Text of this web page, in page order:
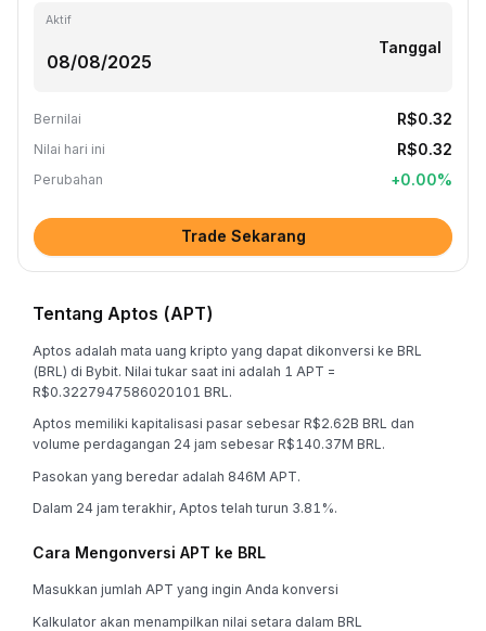
Aktif
Tanggal
Bernilai R$0.32
Nilai hari ini R$0.32
Perubahan +0.00%
Trade Sekarang
Tentang Aptos (APT)
Aptos adalah mata uang kripto yang dapat dikonversi ke BRL
(BRL) di Bybit. Nilai tukar saat ini adalah 1 APT =
R$0.3227947586020101 BRL.
Aptos memiliki kapitalisasi pasar sebesar R$2.62B BRL dan
volume perdagangan 24 jam sebesar R$140.37M BRL.
Pasokan yang beredar adalah 846M APT.
Dalam 24 jam terakhir, Aptos telah turun 3.81%.
Cara Mengonversi APT ke BRL
Masukkan jumlah APT yang ingin Anda konversi
Kalkulator akan menampilkan nilai setara dalam BRL